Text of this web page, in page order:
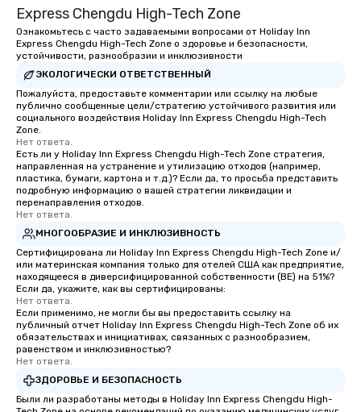
Express Chengdu High-Tech Zone
Ознакомьтесь с часто задаваемыми вопросами от Holiday Inn
Express Chengdu High-Tech Zone о здоровье и безопасности,
устойчивости, разнообразии и инклюзивности
ЭКОЛОГИЧЕСКИ ОТВЕТСТВЕННЫЙ
Пожалуйста, предоставьте комментарии или ссылку на любые
публично сообщенные цели/стратегию устойчивого развития или
социального воздействия Holiday Inn Express Chengdu High-Tech
Zone.
Нет ответа.
Есть ли у Holiday Inn Express Chengdu High-Tech Zone стратегия,
направленная на устранение и утилизацию отходов (например,
пластика, бумаги, картона и т.д.)? Если да, то просьба представить
подробную информацию о вашей стратегии ликвидации и
перенаправления отходов.
Нет ответа.
МНОГООБРАЗИЕ И ИНКЛЮЗИВНОСТЬ
Сертифицирована ли Holiday Inn Express Chengdu High-Tech Zone и/
или материнская компания только для отелей США как предприятие,
находящееся в диверсифицированной собственности (BE) на 51%?
Если да, укажите, как вы сертифицированы:
Нет ответа.
Если применимо, не могли бы вы предоставить ссылку на
публичный отчет Holiday Inn Express Chengdu High-Tech Zone об их
обязательствах и инициативах, связанных с разнообразием,
равенством и инклюзивностью?
Нет ответа.
ЗДОРОВЬЕ И БЕЗОПАСНОСТЬ
Были ли разработаны методы в Holiday Inn Express Chengdu High-